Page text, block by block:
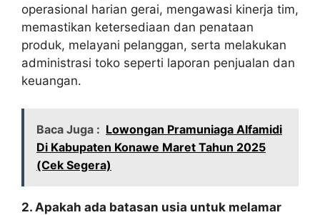
operasional harian gerai, mengawasi kinerja tim,
memastikan ketersediaan dan penataan
produk, melayani pelanggan, serta melakukan
administrasi toko seperti laporan penjualan dan
keuangan.
Baca Juga : Lowongan Pramuniaga Alfamidi
Di Kabupaten Konawe Maret Tahun 2025
(Cek Segera)
2. Apakah ada batasan usia untuk melamar